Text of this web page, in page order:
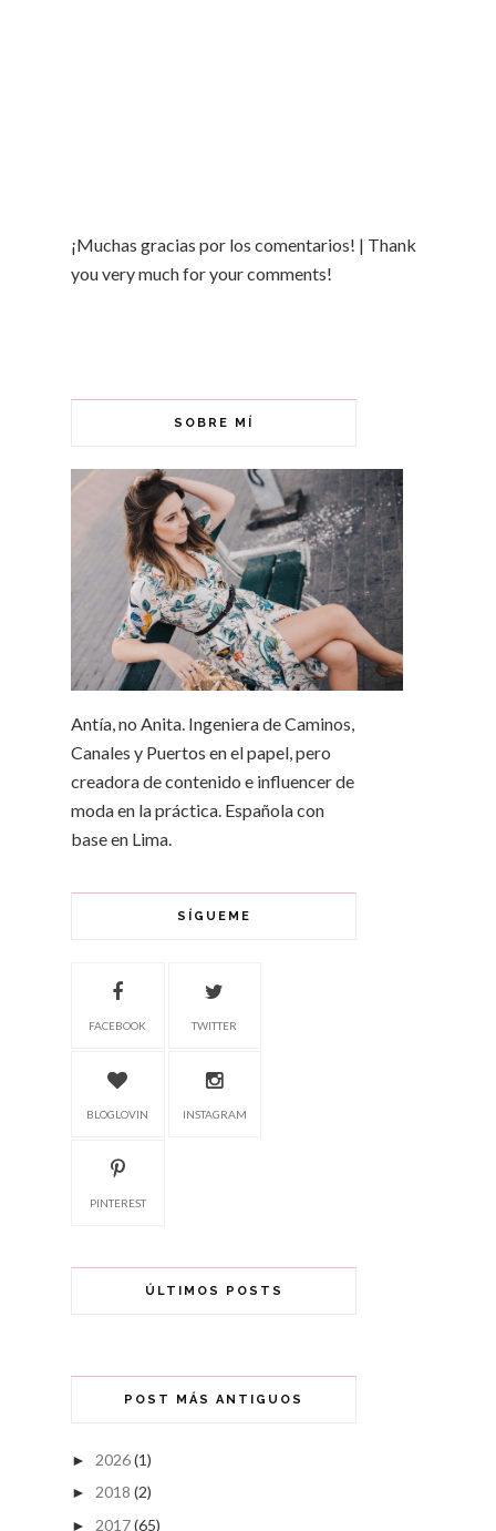
¡Muchas gracias por los comentarios! | Thank
you very much for your comments!
SOBRE MÍ
Antía, no Anita. Ingeniera de Caminos,
Canales y Puertos en el papel, pero
creadora de contenido e influencer de
moda en la práctica. Española con
base en Lima.
SÍGUEME
FACEBOOK TWITTER
BLOGLOVIN INSTAGRAM
PINTEREST
ÚLTIMOS POSTS
POST MÁS ANTIGUOS
► 2026(1)
► 2018 (2)
► 2017(65)